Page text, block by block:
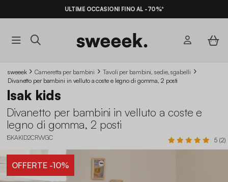
ULTIME OCCASIONI FINO AL -70%*
sweeek Cameretta per bambini
Tavoli per bambini, sedie, sgabelli
Divanetto per bambini in velluto a coste e legno di gomma, 2 posti
Isak kids
Divanetto per bambini in velluto a coste e
legno di gomma, 2 posti
ISKAKID2CRVVGC 5 (2)
OFFERTE-10%